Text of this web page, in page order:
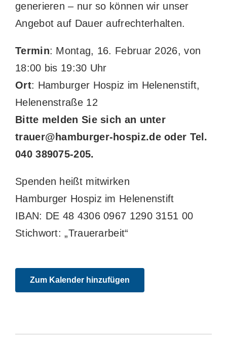
generieren – nur so können wir unser
Angebot auf Dauer aufrechterhalten.
Termin: Montag, 16. Februar 2026, von
18:00 bis 19:30 Uhr
Ort: Hamburger Hospiz im Helenenstift,
Helenenstraße 12
Bitte melden Sie sich an unter
trauer@hamburger-hospiz.de oder Tel.
040 389075-205.
Spenden heißt mitwirken
Hamburger Hospiz im Helenenstift
IBAN: DE 48 4306 0967 1290 3151 00
Stichwort: „Trauerarbeit“
Zum Kalender hinzufügen